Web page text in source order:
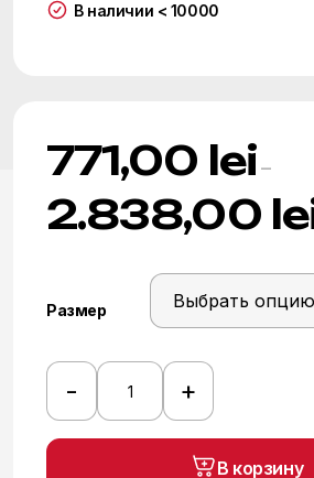
В наличии < 10000
771,00 lei–
2.838,00
Размер
Количество
товара
Плитка
- +
В корзину